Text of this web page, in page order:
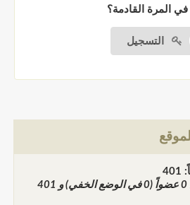
المرة القادمة؟
التسجيل
0 عضواً (0 في الوضع الخفي) و
401